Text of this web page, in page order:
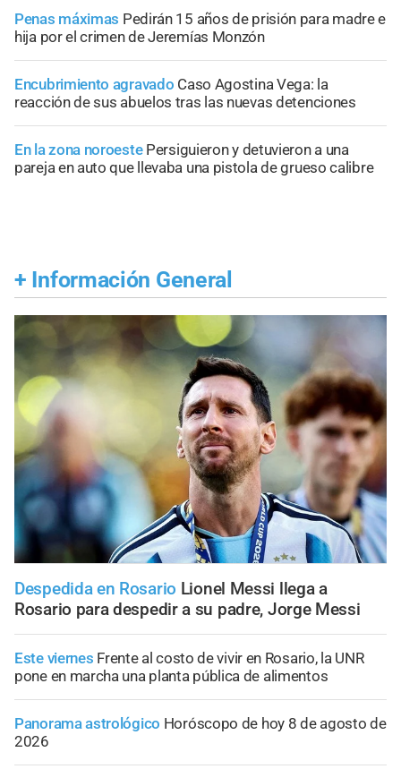
Penas máximas Pedirán 15 años de prisión para madre e
hija por el crimen de Jeremías Monzón
Encubrimiento agravado Caso Agostina Vega: la
reacción de sus abuelos tras las nuevas detenciones
En la zona noroeste Persiguieron y detuvieron a una
pareja en auto que llevaba una pistola de grueso calibre
+ Información General
Despedida en Rosario Lionel Messi llega a
Rosario para despedir a su padre, Jorge Messi
Este viernes Frente al costo de vivir en Rosario, la UNR
pone en marcha una planta pública de alimentos
Panorama astrológico Horóscopo de hoy 8 de agosto de
2026